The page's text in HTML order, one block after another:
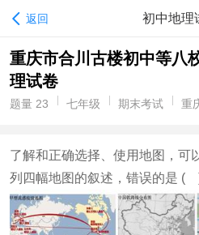
返回 初中地理
重庆市合川古楼初中等八
理试卷
题量 23 七年级 期末考试 重
了解和正确选择、使用地图，可
列四幅地图的叙述，错误的是 (